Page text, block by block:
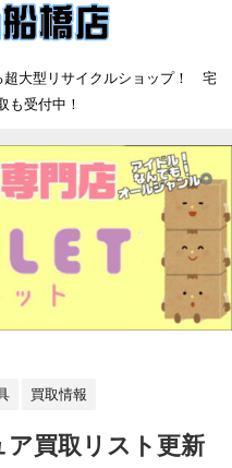
超大型リサイクルショップ！ 宅
も受付中！
買取情報
買取リスト更新